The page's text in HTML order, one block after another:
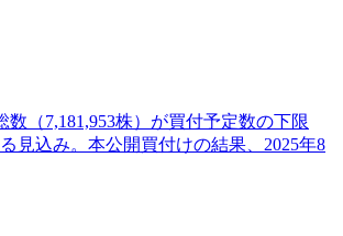
（7,181,953株）が買付予定数の下限
見込み。本公開買付けの結果、2025年8